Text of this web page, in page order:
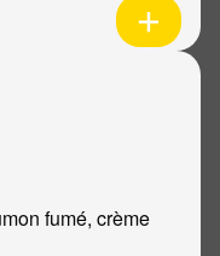
fumé, crème